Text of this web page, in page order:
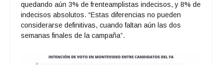
quedando aún 3% de frenteamplistas indecisos, y 8% de
indecisos absolutos. “Estas diferencias no pueden
considerarse definitivas, cuando faltan aún las dos
semanas finales de la campaña”.